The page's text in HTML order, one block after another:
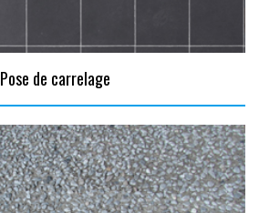
Pose de carrelage